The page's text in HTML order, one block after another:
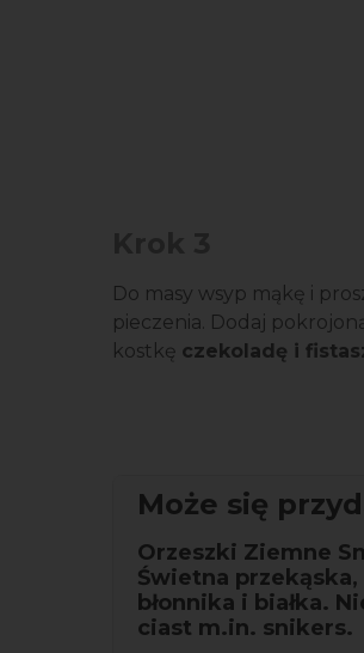
Do masy wsyp mąkę i
pieczenia. Dodaj
kostkę czekoladę i
Może się
Orzeszki Ziemne
Świetna przekąska,
błonnika i białka.
ciast m.in. snikers.